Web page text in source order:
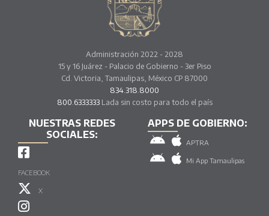
Administración 2022 - 2028
15 y 16 Juárez - Palacio de Gobierno - 3er Piso
Cd. Victoria, Tamaulipas, México CP 87000
834.318.8000
800.6333333Lada sin costo para todo el país
NUESTRAS REDES
SOCIALES:
FACEBOOK
X
APPS DE GOBIERNO:
APTRA
Mi App Tamaulipas